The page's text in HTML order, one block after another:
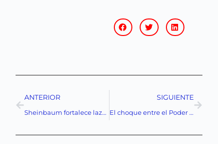
ANTERIOR
Sheinbaum fortalece lazos con el sector empresarial mientras la oposición se debilita en su apoyo.
SIGUIENTE
El choque entre el Poder Judicial y Claudia Sheinbaum: Un Debate Sobre la Reforma Judicial y la Independencia Judicial en México